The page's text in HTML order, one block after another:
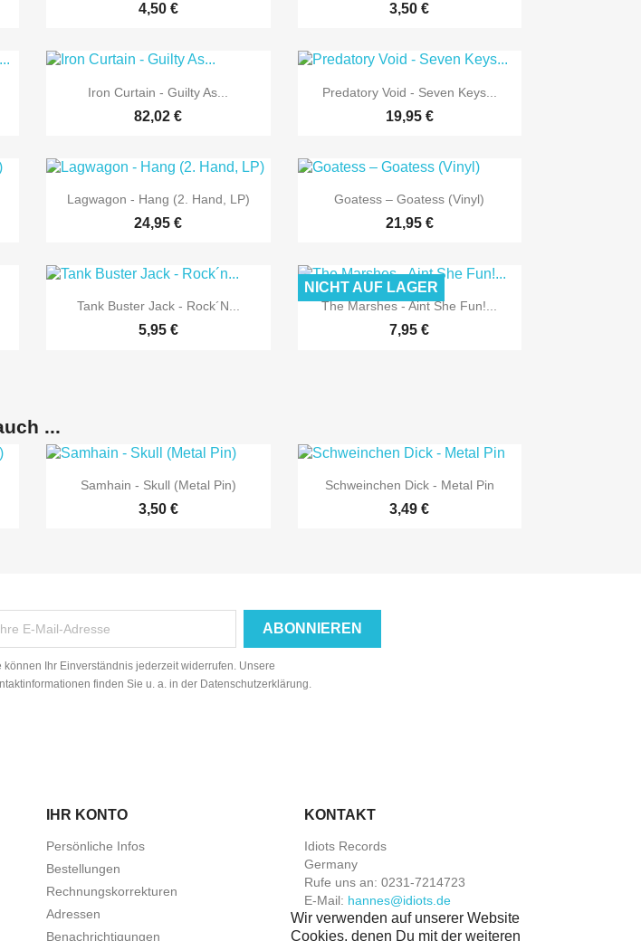
4,50 € 3,50 €
 Vorschau
Iron Curtain - Guilty As...
82,02 €
 Vorschau
Predatory Void - Seven Keys...
19,95 €
 Vorschau
Lagwagon - Hang (2. Hand, LP)
24,95 €
 Vorschau
Goatess ‎– Goatess (Vinyl)
21,95 €
 Vorschau
Tank Buster Jack - Rock´n...
5,95 €
 Vorschau
The Marshes - Aint She Fun!...
7,95 €
NICHT AUF LAGER
...
 Vorschau
Samhain - Skull (Metal Pin)
3,50 €
 Vorschau
Schweinchen Dick - Metal Pin
3,49 €
können Ihr Einverständnis jederzeit widerrufen. Unsere
finden Sie u. a. in der Datenschutzerklärung.
IHR KONTO
Persönliche Infos
Bestellungen
Rechnungskorrekturen
Adressen
Benachrichtigungen
KONTAKT
Idiots Records
Germany
Rufe uns an: 0231-7214723
E-Mail: hannes@idiots.de
Wir verwenden auf unserer Website
Cookies, denen Du mit der weiteren